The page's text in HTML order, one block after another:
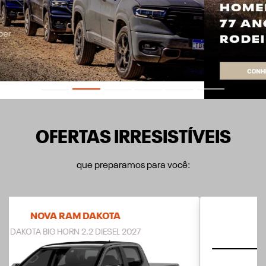
OFERTAS IRRESISTÍVEIS
que preparamos para você:
RAMPAGE
RAMPAGE R/T 2027